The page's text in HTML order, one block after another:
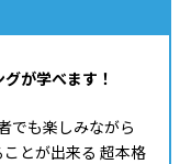
が学べます！
でも楽しみながら
とが出来る 超本格